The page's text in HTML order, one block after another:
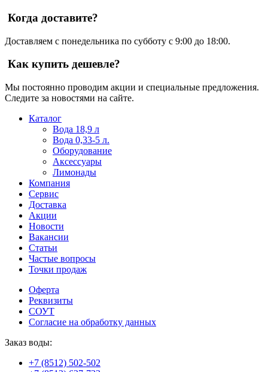
Когда доставите?
Доставляем с понедельника по субботу с 9:00 до 18:00.
Как купить дешевле?
Мы постоянно проводим акции и специальные предложения.
Следите за новостями на сайте.
Пользователи
офіційний
сайт
через
разные
сайты.
можно
встретить
онлайн
казино
среди
обсуждаемых
тем.
Каталог
Вода 18,9 л
Вода 0,33-5 л.
Оборудование
Аксессуары
Лимонады
Компания
Сервис
Доставка
Акции
Новости
Вакансии
Статьи
Частые вопросы
Точки продаж
Оферта
Реквизиты
СОУТ
Согласие на обработку данных
Заказ воды:
+7 (8512) 502-502